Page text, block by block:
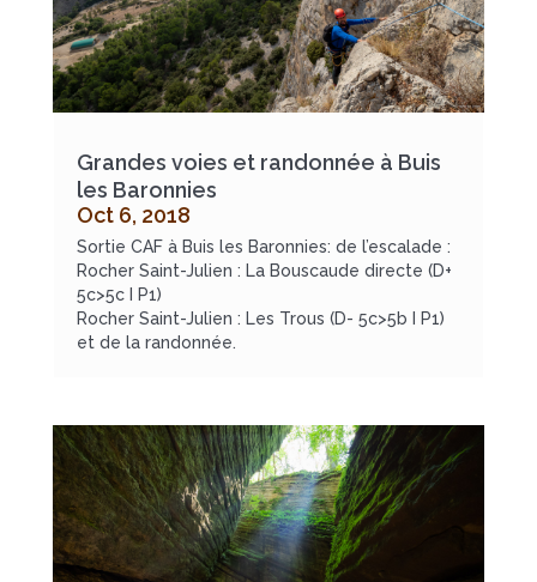
Grandes voies et randonnée à Buis
les Baronnies
Oct 6, 2018
Sortie CAF à Buis les Baronnies: de l’escalade :
Rocher Saint-Julien : La Bouscaude directe (D+
5c>5c I P1)
Rocher Saint-Julien : Les Trous (D- 5c>5b I P1)
et de la randonnée.